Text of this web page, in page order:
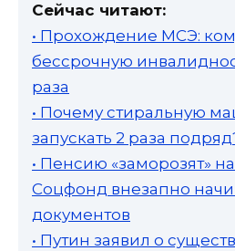
Сейчас читают:
• Прохождение МСЭ:
бессрочную
раза
• Почему стиральную
запускать 2 раза
• Пенсию «заморозят»
Соцфонд внезапно
документов
• Путин заявил о